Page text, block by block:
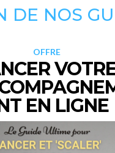
DE NOS
OFFRE
EN LIGNE